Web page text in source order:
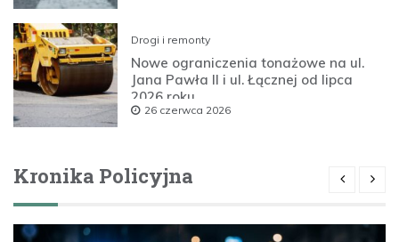
Drogi i remonty
Nowe ograniczenia tonażowe na ul.
Jana Pawła II i ul. Łącznej od lipca
2026 roku
26 czerwca 2026
Kronika Policyjna